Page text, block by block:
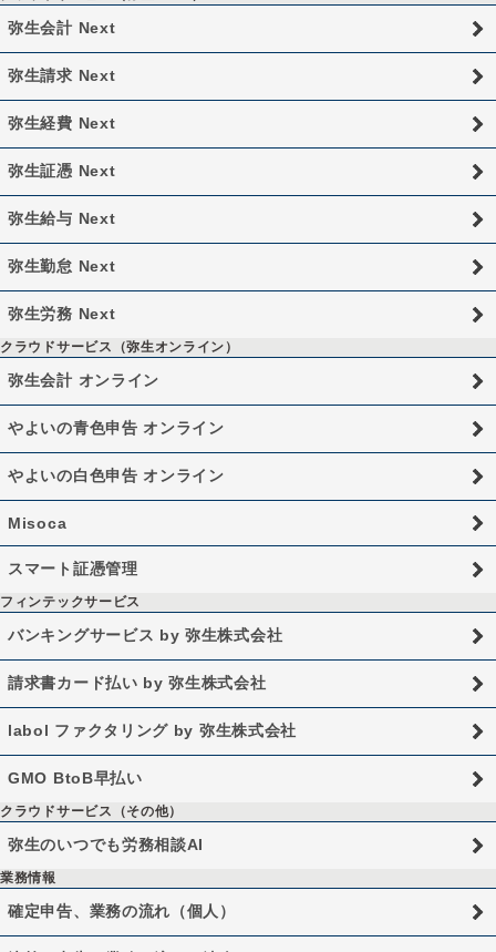
弥生会計 Next
弥生請求 Next
弥生経費 Next
弥生証憑 Next
弥生給与 Next
弥生勤怠 Next
弥生労務 Next
クラウドサービス（弥生オンライン）
弥生会計 オンライン
やよいの青色申告 オンライン
やよいの白色申告 オンライン
Misoca
スマート証憑管理
フィンテックサービス
バンキングサービス by 弥生株式会社
請求書カード払い by 弥生株式会社
labol ファクタリング by 弥生株式会社
GMO BtoB早払い
クラウドサービス（その他）
弥生のいつでも労務相談AI
業務情報
確定申告、業務の流れ（個人）